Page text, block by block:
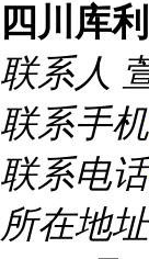
四川库
联系人
联系手机
联系电话
所在地址